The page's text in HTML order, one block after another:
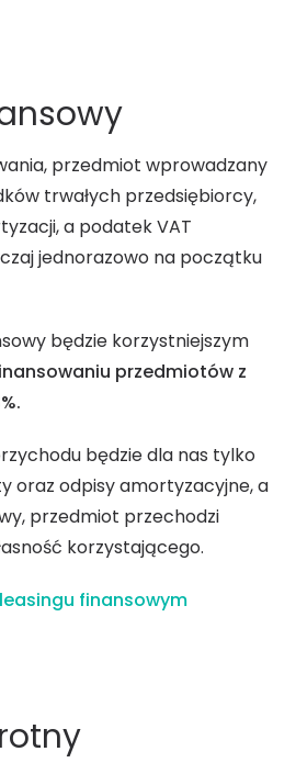
przedmiot wprowadzany
trwałych przedsiębiorcy,
a podatek VAT
jednorazowo na początku
będzie korzystniejszym
przedmiotów z
będzie dla nas tylko
oraz odpisy amortyzacyjne, a
przedmiot przechodzi
korzystającego.
leasingu finansowym